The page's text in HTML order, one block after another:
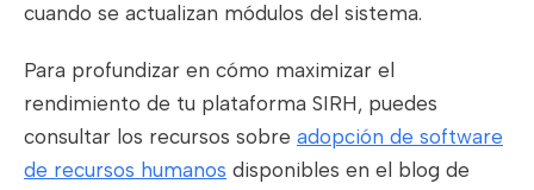
cuando se actualizan módulos del sistema.
Para profundizar en cómo maximizar el
rendimiento de tu plataforma SIRH, puedes
consultar los recursos sobre adopción de software
de recursos humanos disponibles en el blog de